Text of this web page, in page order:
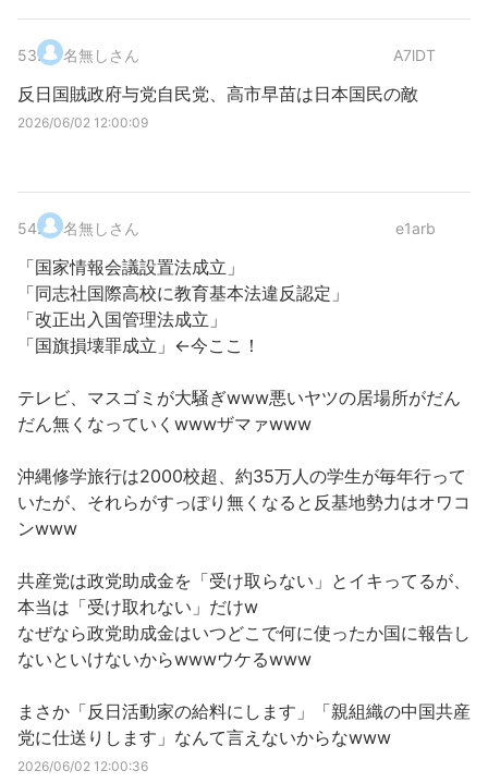
53. 名無しさん A7lDT
反日国賊政府与党自民党、高市早苗は日本国民の敵
2026/06/02 12:00:09
54. 名無しさん e1arb
「国家情報会議設置法成立」
「同志社国際高校に教育基本法違反認定」
「改正出入国管理法成立」
「国旗損壊罪成立」←今ここ！
テレビ、マスゴミが大騒ぎwww悪いヤツの居場所がだん
だん無くなっていくwwwザマァwww
沖縄修学旅行は2000校超、約35万人の学生が毎年行って
いたが、それらがすっぽり無くなると反基地勢力はオワコ
ンwww
共産党は政党助成金を「受け取らない」とイキってるが、
本当は「受け取れない」だけw
なぜなら政党助成金はいつどこで何に使ったか国に報告し
ないといけないからwwwウケるwww
まさか「反日活動家の給料にします」「親組織の中国共産
党に仕送りします」なんて言えないからなwww
2026/06/02 12:00:36